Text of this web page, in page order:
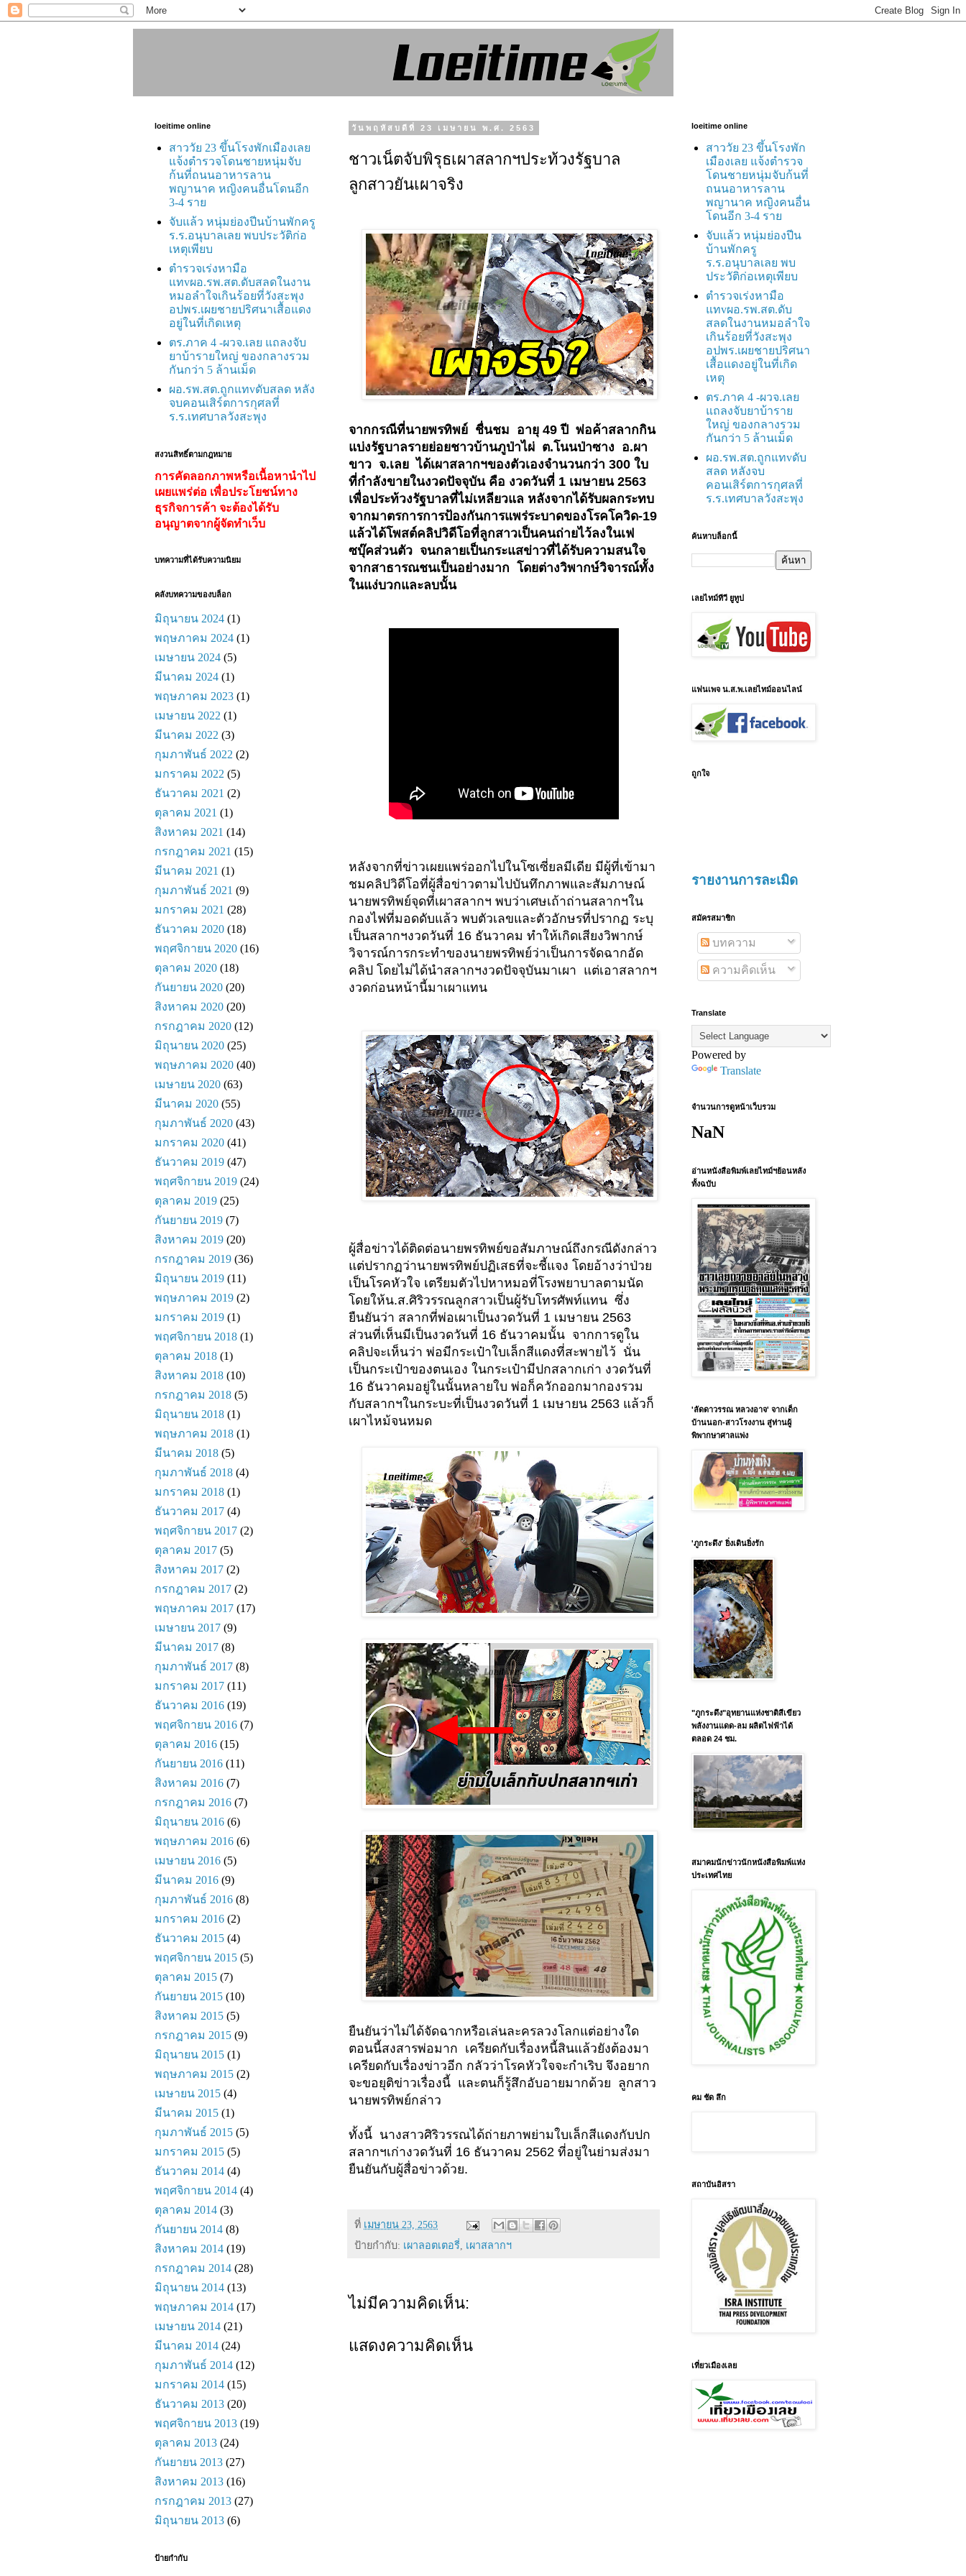
วันพฤหัสบดีที่ 23 เมษายน พ.ศ. 2563
ชาวเน็ตจับพิรุธเผาสลากฯประท้วงรัฐบาล
ลูกสาวยันเผาจริง
จากกรณีที่นายพรทิพย์ ชื่นชม อายุ 49 ปี พ่อค้าสลากกิน
แบ่งรัฐบาลรายย่อยชาวบ้านภูป่าไผ่ ต.โนนป่าซาง อ.ผา
ขาว จ.เลย ได้เผาสลากฯของตัวเองจำนวนกว่า 300 ใบ
ที่กำลังขายในงวดปัจจุบัน คือ งวดวันที่ 1 เมษายน 2563
เพื่อประท้วงรัฐบาลที่ไม่เหลียวแล หลังจากได้รับผลกระทบ
จากมาตรการการป้องกันการแพร่ระบาดของโรคโควิด-19
แล้วได้โพสต์คลิปวิดีโอที่ลูกสาวเป็นคนถ่ายไว้ลงในเฟ
ซบุ๊คส่วนตัว จนกลายเป็นกระแสข่าวที่ได้รับความสนใจ
จากสาธารณชนเป็นอย่างมาก โดยต่างวิพากษ์วิจารณ์ทั้ง
ในแง่บวกและลบนั้น
หลังจากที่ข่าวเผยแพร่ออกไปในโซเซี่ยลมีเดีย มีผู้ที่เข้ามา
ชมคลิปวิดีโอที่ผู้สื่อข่าวตามไปบันทึกภาพและสัมภาษณ์
นายพรทิพย์จุดที่เผาสลากฯ พบว่าเศษเถ้าถ่านสลากฯใน
กองไฟที่มอดดับแล้ว พบตัวเลขและตัวอักษรที่ปรากฏ ระบุ
เป็นสลากฯงวดวันที่ 16 ธันวาคม ทำให้เกิดเสียงวิพากษ์
วิจารณ์การกระทำของนายพรทิพย์ว่าเป็นการจัดฉากอัด
คลิป โดยไม่ได้นำสลากฯงวดปัจจุบันมาเผา แต่เอาสลากฯ
งวดก่อนหน้านี้มาเผาแทน
ผู้สื่อข่าวได้ติดต่อนายพรทิพย์ขอสัมภาษณ์ถึงกรณีดังกล่าว
แต่ปรากฏว่านายพรทิพย์ปฏิเสธที่จะชี้แจง โดยอ้างว่าป่วย
เป็นโรคหัวใจ เตรียมตัวไปหาหมอที่โรงพยาบาลตามนัด
โดยให้น.ส.ศิริวรรณลูกสาวเป็นผู้รับโทรศัพท์แทน ซึ่ง
ยืนยันว่า สลากที่พ่อเผาเป็นงวดวันที่ 1 เมษายน 2563
ส่วนที่เห็นมีเป็นงวดวันที่ 16 ธันวาคมนั้น จากการดูใน
คลิปจะเห็นว่า พ่อมีกระเป๋าใบเล็กสีแดงที่สะพายไว้ นั่น
เป็นกระเป๋าของตนเอง ในกระเป๋ามีปกสลากเก่า งวดวันที่
16 ธันวาคมอยู่ในนั้นหลายใบ พ่อก็ควักออกมากองรวม
กับสลากฯในกระบะที่เป็นงวดวันที่ 1 เมษายน 2563 แล้วก็
เผาไหม้จนหมด
ยืนยันว่าไม่ได้จัดฉากหรือเล่นละครลวงโลกแต่อย่างใด
ตอนนี้สงสารพ่อมาก เครียดกับเรื่องหนี้สินแล้วยังต้องมา
เครียดกับเรื่องข่าวอีก กลัวว่าโรคหัวใจจะกำเริบ จึงอยาก
จะขอยุติข่าวเรื่องนี้ และตนก็รู้สึกอับอายมากด้วย ลูกสาว
นายพรทิพย์กล่าว
ทั้งนี้ นางสาวศิริวรรณได้ถ่ายภาพย่ามใบเล็กสีแดงกับปก
สลากฯเก่างวดวันที่ 16 ธันวาคม 2562 ที่อยู่ในย่ามส่งมา
ยืนยันกับผู้สื่อข่าวด้วย.
ที่ เมษายน 23, 2563
ป้ายกำกับ: เผาลอตเตอรี่, เผาสลากฯ
ไม่มีความคิดเห็น:
แสดงความคิดเห็น
loeitime online
สาววัย 23 ขึ้นโรงพักเมืองเลย
แจ้งตำรวจโดนชายหนุ่มจับ
ก้นที่ถนนอาหารลาน
พญานาค หญิงคนอื่นโดนอีก
3-4 ราย
จับแล้ว หนุ่มย่องปีนบ้านพักครู
ร.ร.อนุบาลเลย พบประวัติก่อ
เหตุเพียบ
ตำรวจเร่งหามือ
แทvผอ.รพ.สต.ดับสลดในงาน
หมอลำใจเกินร้อยที่วังสะพุง
อปพร.เผยชายปริศนาเสื้อแดง
อยู่ในที่เกิดเหตุ
ตร.ภาค 4 -ผวจ.เลย แถลงจับ
ยาบ้ารายใหญ่ ของกลางรวม
กันกว่า 5 ล้านเม็ด
ผอ.รพ.สต.ถูกแทvดับสลด หลัง
จบคอนเสิร์ตการกุศลที่
ร.ร.เทศบาลวังสะพุง
สงวนสิทธิ์ตามกฎหมาย
การคัดลอกภาพหรือเนื้อหานำไป
เผยแพร่ต่อ เพื่อประโยชน์ทาง
ธุรกิจการค้า จะต้องได้รับ
อนุญาตจากผู้จัดทำเว็บ
บทความที่ได้รับความนิยม
คลังบทความของบล็อก
มิถุนายน 2024 (1)
พฤษภาคม 2024 (1)
เมษายน 2024 (5)
มีนาคม 2024 (1)
พฤษภาคม 2023 (1)
เมษายน 2022 (1)
มีนาคม 2022 (3)
กุมภาพันธ์ 2022 (2)
มกราคม 2022 (5)
ธันวาคม 2021 (2)
ตุลาคม 2021 (1)
สิงหาคม 2021 (14)
กรกฎาคม 2021 (15)
มีนาคม 2021 (1)
กุมภาพันธ์ 2021 (9)
มกราคม 2021 (28)
ธันวาคม 2020 (18)
พฤศจิกายน 2020 (16)
ตุลาคม 2020 (18)
กันยายน 2020 (20)
สิงหาคม 2020 (20)
กรกฎาคม 2020 (12)
มิถุนายน 2020 (25)
พฤษภาคม 2020 (40)
เมษายน 2020 (63)
มีนาคม 2020 (55)
กุมภาพันธ์ 2020 (43)
มกราคม 2020 (41)
ธันวาคม 2019 (47)
พฤศจิกายน 2019 (24)
ตุลาคม 2019 (25)
กันยายน 2019 (7)
สิงหาคม 2019 (20)
กรกฎาคม 2019 (36)
มิถุนายน 2019 (11)
พฤษภาคม 2019 (2)
มกราคม 2019 (1)
พฤศจิกายน 2018 (1)
ตุลาคม 2018 (1)
สิงหาคม 2018 (10)
กรกฎาคม 2018 (5)
มิถุนายน 2018 (1)
พฤษภาคม 2018 (1)
มีนาคม 2018 (5)
กุมภาพันธ์ 2018 (4)
มกราคม 2018 (1)
ธันวาคม 2017 (4)
พฤศจิกายน 2017 (2)
ตุลาคม 2017 (5)
สิงหาคม 2017 (2)
กรกฎาคม 2017 (2)
พฤษภาคม 2017 (17)
เมษายน 2017 (9)
มีนาคม 2017 (8)
กุมภาพันธ์ 2017 (8)
มกราคม 2017 (11)
ธันวาคม 2016 (19)
พฤศจิกายน 2016 (7)
ตุลาคม 2016 (15)
กันยายน 2016 (11)
สิงหาคม 2016 (7)
กรกฎาคม 2016 (7)
มิถุนายน 2016 (6)
พฤษภาคม 2016 (6)
เมษายน 2016 (5)
มีนาคม 2016 (9)
กุมภาพันธ์ 2016 (8)
มกราคม 2016 (2)
ธันวาคม 2015 (4)
พฤศจิกายน 2015 (5)
ตุลาคม 2015 (7)
กันยายน 2015 (10)
สิงหาคม 2015 (5)
กรกฎาคม 2015 (9)
มิถุนายน 2015 (1)
พฤษภาคม 2015 (2)
เมษายน 2015 (4)
มีนาคม 2015 (1)
กุมภาพันธ์ 2015 (5)
มกราคม 2015 (5)
ธันวาคม 2014 (4)
พฤศจิกายน 2014 (4)
ตุลาคม 2014 (3)
กันยายน 2014 (8)
สิงหาคม 2014 (19)
กรกฎาคม 2014 (28)
มิถุนายน 2014 (13)
พฤษภาคม 2014 (17)
เมษายน 2014 (21)
มีนาคม 2014 (24)
กุมภาพันธ์ 2014 (12)
มกราคม 2014 (15)
ธันวาคม 2013 (20)
พฤศจิกายน 2013 (19)
ตุลาคม 2013 (24)
กันยายน 2013 (27)
สิงหาคม 2013 (16)
กรกฎาคม 2013 (27)
มิถุนายน 2013 (6)
ป้ายกำกับ
loeitime online
สาววัย 23 ขึ้นโรงพัก
เมืองเลย แจ้งตำรวจ
โดนชายหนุ่มจับก้นที่
ถนนอาหารลาน
พญานาค หญิงคนอื่น
โดนอีก 3-4 ราย
จับแล้ว หนุ่มย่องปีน
บ้านพักครู
ร.ร.อนุบาลเลย พบ
ประวัติก่อเหตุเพียบ
ตำรวจเร่งหามือ
แทvผอ.รพ.สต.ดับ
สลดในงานหมอลำใจ
เกินร้อยที่วังสะพุง
อปพร.เผยชายปริศนา
เสื้อแดงอยู่ในที่เกิด
เหตุ
ตร.ภาค 4 -ผวจ.เลย
แถลงจับยาบ้าราย
ใหญ่ ของกลางรวม
กันกว่า 5 ล้านเม็ด
ผอ.รพ.สต.ถูกแทvดับ
สลด หลังจบ
คอนเสิร์ตการกุศลที่
ร.ร.เทศบาลวังสะพุง
ค้นหาบล็อกนี้
เลยไทม์ทีวี ยูทูป
แฟนเพจ น.ส.พ.เลยไทม์ออนไลน์
ถูกใจ
รายงานการละเมิด
สมัครสมาชิก
บทความ
ความคิดเห็น
Translate
Powered by
Translate
จำนวนการดูหน้าเว็บรวม
NaN
อ่านหนังสือพิมพ์เลยไทม์ฯย้อนหลัง
ทั้งฉบับ
'ลัดดาวรรณ หลวงอาจ' จากเด็ก
บ้านนอก-สาวโรงงาน สู่ท่านผู้
พิพากษาศาลแพ่ง
'ภูกระดึง' ยิ่งเดินยิ่งรัก
"ภูกระดึง"อุทยานแห่งชาติสีเขียว
พลังงานแดด-ลม ผลิตไฟฟ้าได้
ตลอด 24 ชม.
สมาคมนักข่าวนักหนังสือพิมพ์แห่ง
ประเทศไทย
คม ชัด ลึก
สถาบันอิสรา
เที่ยวเมืองเลย